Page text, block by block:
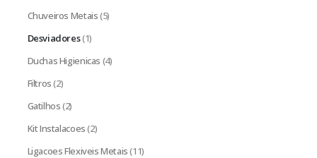
Chuveiros Metais(5)
Desviadores(1)
Duchas Higienicas (4)
Filtros(2)
Gatilhos(2)
Kit Instalacoes(2)
Ligacoes Flexiveis Metais(11)